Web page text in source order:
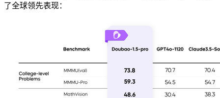
了全球领先表现：